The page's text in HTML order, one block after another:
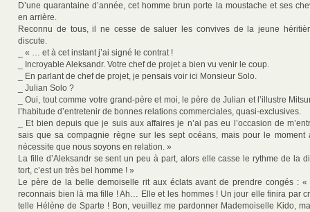
D’une quarantaine d’année, cet homme brun porte la moustache et ses
en arrière.
Reconnu de tous, il ne cesse de saluer les convives de la jeune
discute.
_ « … et à cet instant j’ai signé le contrat !
_ Incroyable Aleksandr. Votre chef de projet a bien vu venir le coup.
_ En parlant de chef de projet, je pensais voir ici Monsieur Solo.
_ Julian Solo ?
_ Oui, tout comme votre grand-père et moi, le père de Julian et l’illustre
l’habitude d’entretenir de bonnes relations commerciales, quasi-exclusives.
_ Et bien depuis que je suis aux affaires je n’ai pas eu l’occasion de
sais que sa compagnie règne sur les sept océans, mais pour le moment
nécessite que nous soyons en relation. »
La fille d’Aleksandr se sent un peu à part, alors elle casse le rythme de la
tort, c’est un très bel homme ! »
Le père de la belle demoiselle rit aux éclats avant de prendre congés :
reconnais bien là ma fille ! Ah… Elle et les hommes ! Un jour elle finira par
telle Hélène de Sparte ! Bon, veuillez me pardonner Mademoiselle Kido,